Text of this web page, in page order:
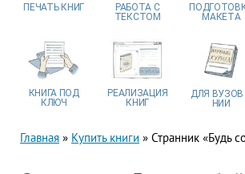
ПЕЧАТЬ КНИГ РАБОТА С
ТЕКСТОМ
МАКЕТА
КНИГА ПОД
КЛЮЧ
РЕАЛИЗАЦИЯ
КНИГ
ДЛЯ ВУЗОВ
НИИ
Главная » Купить книги » Странник «Будь